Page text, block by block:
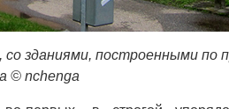
зданиями, построенными по
© nchenga